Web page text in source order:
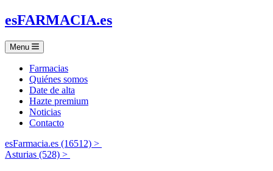
esFARMACIA.es
Menu
Farmacias
Quiénes somos
Date de alta
Hazte premium
Noticias
Contacto
esFarmacia.es (16512) >
Asturias (528) >